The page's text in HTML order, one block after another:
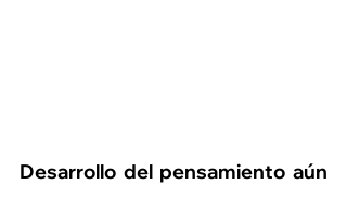
Desarrollo del pensamiento aún